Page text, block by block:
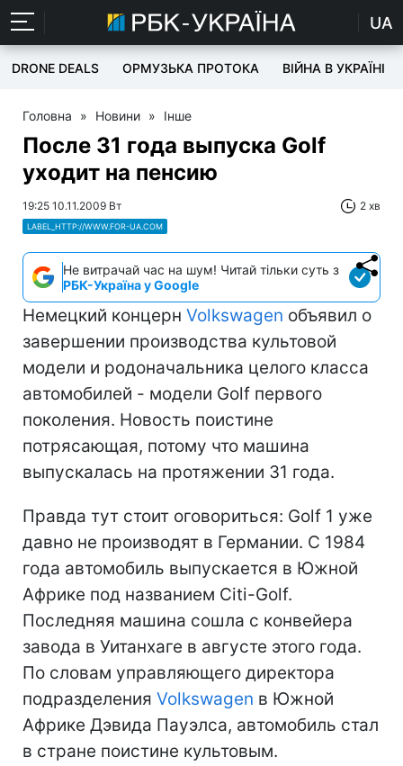
UA
DRONE DEALS ОРМУЗЬКА ПРОТОКА ВІЙНА В УКРАЇНІ
Головна » Новини » Інше
После 31 года выпуска Golf
уходит на пенсию
19:25 10.11.2009 Вт 2 хв
LABEL_HTTP://WWW.FOR-UA.COM
Не витрачай час на шум! Читай тільки суть з
РБК-Україна у Google
Немецкий концерн Volkswagen объявил о
завершении производства культовой
модели и родоначальника целого класса
автомобилей - модели Golf первого
поколения. Новость поистине
потрясающая, потому что машина
выпускалась на протяжении 31 года.
Правда тут стоит оговориться: Golf 1 уже
давно не производят в Германии. С 1984
года автомобиль выпускается в Южной
Африке под названием Citi-Golf.
Последняя машина сошла с конвейера
завода в Уитанхаге в августе этого года.
По словам управляющего директора
подразделения Volkswagen в Южной
Африке Дэвида Пауэлса, автомобиль стал
в стране поистине культовым.